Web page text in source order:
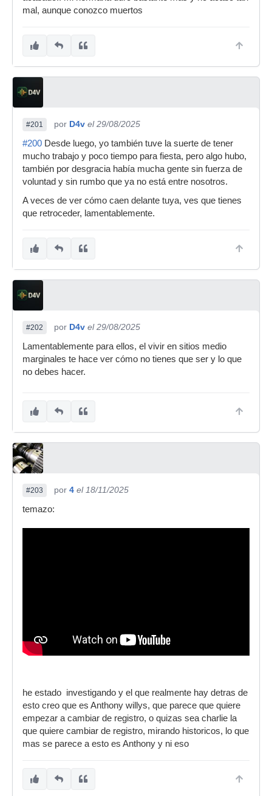
mal, aunque conozco muertos
#201 por D4v el 29/08/2025
#200 Desde luego, yo también tuve la suerte de tener
mucho trabajo y poco tiempo para fiesta, pero algo hubo,
también por desgracia había mucha gente sin fuerza de
voluntad y sin rumbo que ya no está entre nosotros.
A veces de ver cómo caen delante tuya, ves que tienes
que retroceder, lamentablemente.
#202 por D4v el 29/08/2025
Lamentablemente para ellos, el vivir en sitios medio
marginales te hace ver cómo no tienes que ser y lo que
no debes hacer.
#203 por 4 el 18/11/2025
temazo:
he estado investigando y el que realmente hay detras de
esto creo que es Anthony willys, que parece que quiere
empezar a cambiar de registro, o quizas sea charlie la
que quiere cambiar de registro, mirando historicos, lo que
mas se parece a esto es Anthony y ni eso